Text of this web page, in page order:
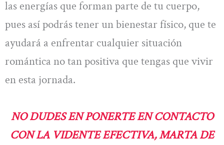
las energías que forman parte de tu cuerpo,
pues así podrás tener un bienestar físico, que te
ayudará a enfrentar cualquier situación
romántica no tan positiva que tengas que vivir
en esta jornada.
NO DUDES EN PONERTE EN CONTACTO
CON LA VIDENTE EFECTIVA, MARTA DE